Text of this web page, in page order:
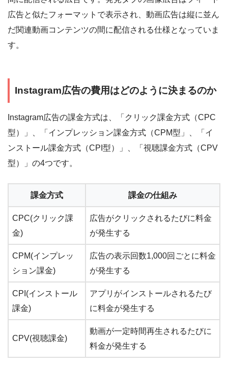
広告と似たフォーマットで表示され、動画広告は縦に並ん
だ関連動画コンテンツの間に配信される仕様となっていま
す。
Instagram広告の費用はどのように決まるのか
Instagram広告の課金方式は、「クリック課金方式（CPC
型）」、「インプレッション課金方式（CPM型」、「イ
ンストール課金方式（CPI型）」、「視聴課金方式（CPV
型）」の4つです。
課金方式 課金の仕組み
CPC(クリック課
金)
広告がクリックされるたびに料金
が発生する
CPM(インプレッ
ション課金)
広告の表示回数1,000回ごとに料金
が発生する
CPI(インストール
課金)
アプリがインストールされるたび
に料金が発生する
CPV(視聴課金)
動画が一定時間再生されるたびに
料金が発生する